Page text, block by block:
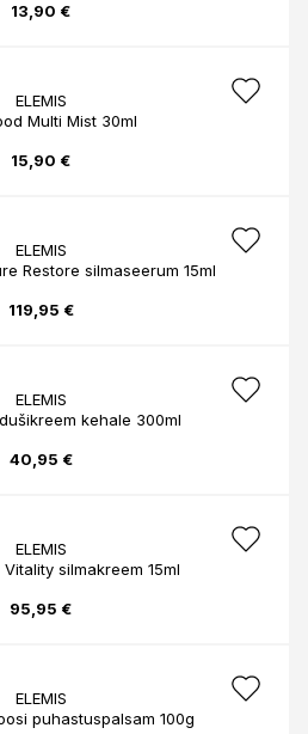
13,90 €
ELEMIS
Multi Mist 30ml
15,90 €
ELEMIS
Restore silmaseerum 15ml
119,95 €
ELEMIS
kehale 300ml
40,95 €
ELEMIS
silmakreem 15ml
95,95 €
ELEMIS
puhastuspalsam 100g